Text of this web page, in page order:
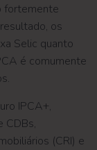
fortemente
os
Selic quanto
é comumente
IPCA+,
CDBs,
(CRI) e